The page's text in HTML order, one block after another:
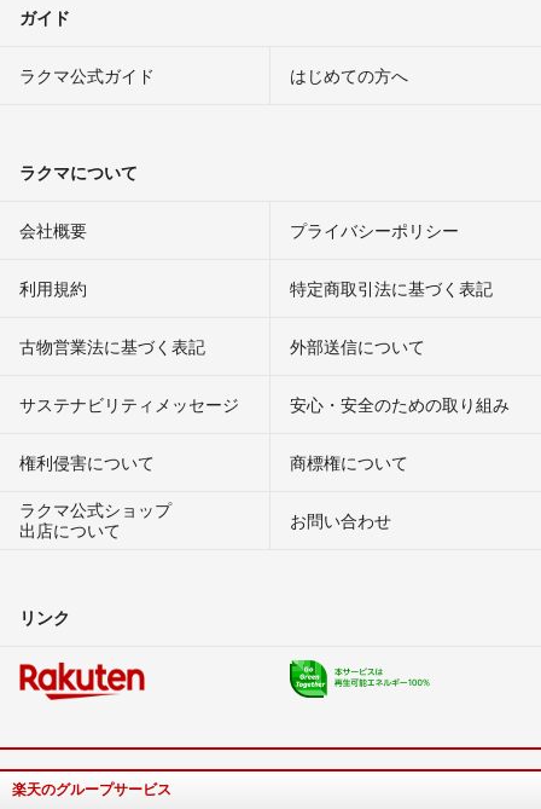
ガイド
ラクマ公式ガイド はじめての方へ
ラクマについて
会社概要 プライバシーポリシー
利用規約 特定商取引法に基づく表記
古物営業法に基づく表記 外部送信について
サステナビリティメッセージ 安心・安全のための取り組み
権利侵害について
商標権について
ラクマ公式ショップ
出店について
お問い合わせ
リンク
楽天のグループサービス